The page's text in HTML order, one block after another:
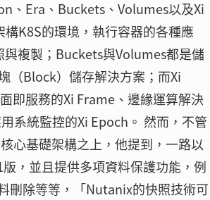
、Era、Buckets、Volumes以及Xi
K8S的環境，執行容器的各種應
複製；Buckets與Volumes都是儲
（Block）儲存解決方案；而Xi
即服務的Xi Frame、邊緣運算解決
系統監控的Xi Epoch。 然而，不管
心基礎架構之上，他提到，一路以
，並且提供多項資料保護功能，例
刪除等等，「Nutanix的快照技術可